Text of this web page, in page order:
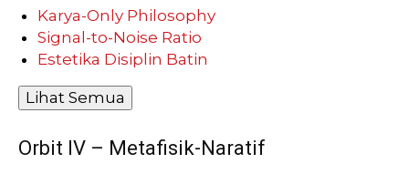
Karya-Only Philosophy
Signal-to-Noise Ratio
Estetika Disiplin Batin
Lihat Semua
Orbit IV – Metafisik-Naratif